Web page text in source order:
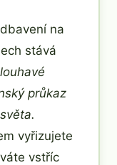
na
stává
průkaz
vyřizujete
vstříc